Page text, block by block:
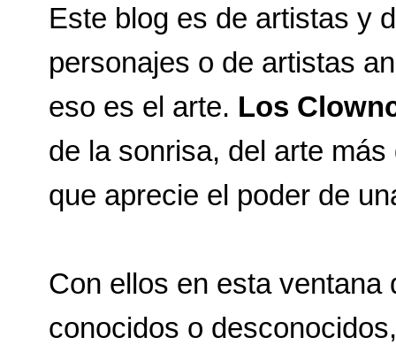
Este blog es de artistas y
personajes o de artistas
eso es el arte. Los
de la sonrisa, del arte
que aprecie el poder de
Con ellos en esta
conocidos o